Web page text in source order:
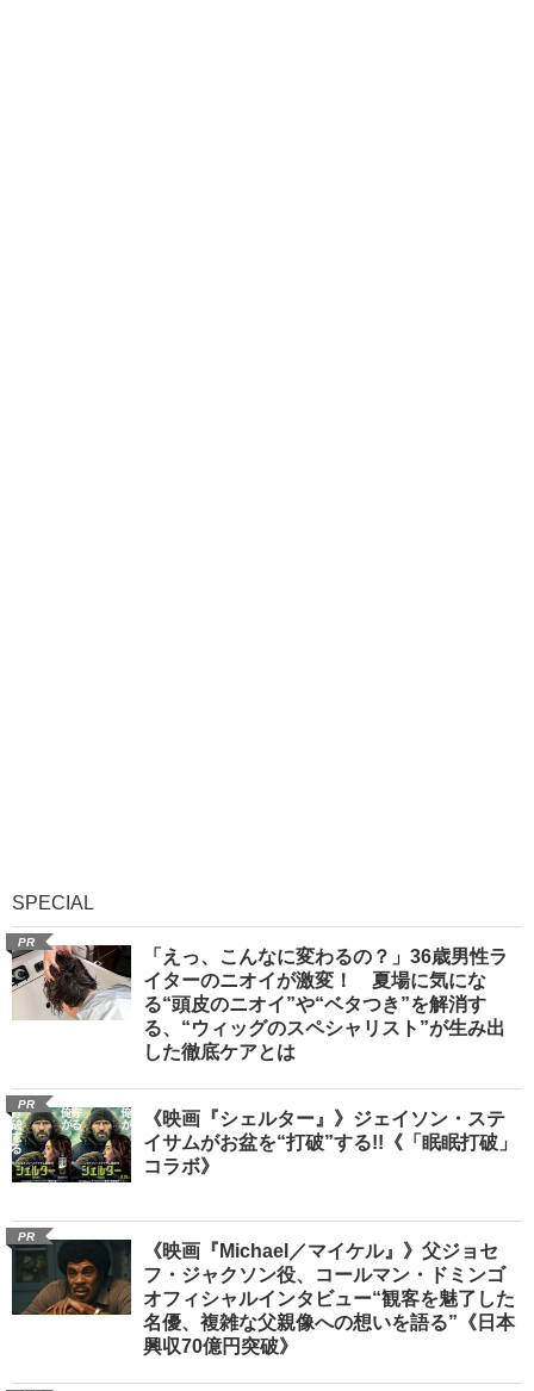
SPECIAL
PR
「えっ、こんなに変わるの？」36歳男性ラ
イターのニオイが激変！ 夏場に気にな
る“頭皮のニオイ”や“ベタつき”を解消す
る、“ウィッグのスペシャリスト”が生み出
した徹底ケアとは
PR
《映画『シェルター』》ジェイソン・ステ
イサムがお盆を“打破”する!!《「眠眠打破」
コラボ》
PR
《映画『Michael／マイケル』》父ジョセ
フ・ジャクソン役、コールマン・ドミンゴ
オフィシャルインタビュー“観客を魅了した
名優、複雑な父親像への想いを語る”《日本
興収70億円突破》